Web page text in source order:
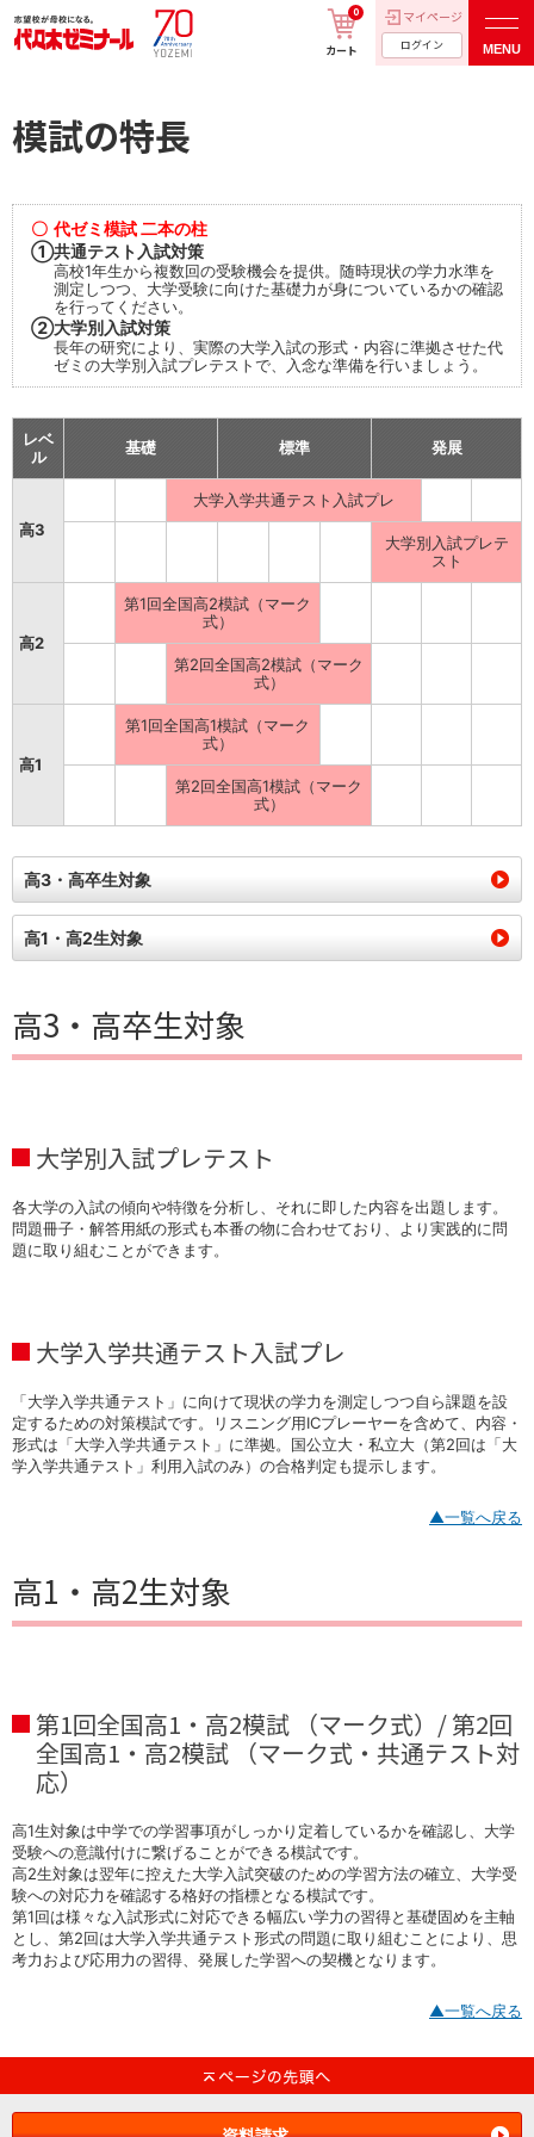
カート
0 マイページ
ログイン MENU
模試の特長
〇 代ゼミ模試 二本の柱
①共通テスト入試対策
高校1年生から複数回の受験機会を提供。随時現状の学力水準を
測定しつつ、大学受験に向けた基礎力が身についているかの確認
を行ってください。
②大学別入試対策
長年の研究により、実際の大学入試の形式・内容に準拠させた代
ゼミの大学別入試プレテストで、入念な準備を行いましょう。
レベ
ル
基礎 標準 発展
高3
大学入学共通テスト入試プレ
大学別入試プレテ
スト
高2
第1回全国高2模試（マーク
式）
第2回全国高2模試（マーク
式）
高1
第1回全国高1模試（マーク
式）
第2回全国高1模試（マーク
式）
高3・高卒生対象
高1・高2生対象
高3・高卒生対象
大学別入試プレテスト
各大学の入試の傾向や特徴を分析し、それに即した内容を出題します。
問題冊子・解答用紙の形式も本番の物に合わせており、より実践的に問
題に取り組むことができます。
大学入学共通テスト入試プレ
「大学入学共通テスト」に向けて現状の学力を測定しつつ自ら課題を設
定するための対策模試です。リスニング用ICプレーヤーを含めて、内容・
形式は「大学入学共通テスト」に準拠。国公立大・私立大（第2回は「大
学入学共通テスト」利用入試のみ）の合格判定も提示します。
▲一覧へ戻る
高1・高2生対象
第1回全国高1・高2模試 （マーク式）/ 第2回
全国高1・高2模試 （マーク式・共通テスト対
応）
高1生対象は中学での学習事項がしっかり定着しているかを確認し、大学
受験への意識付けに繋げることができる模試です。
高2生対象は翌年に控えた大学入試突破のための学習方法の確立、大学受
験への対応力を確認する格好の指標となる模試です。
第1回は様々な入試形式に対応できる幅広い学力の習得と基礎固めを主軸
とし、第2回は大学入学共通テスト形式の問題に取り組むことにより、思
考力および応用力の習得、発展した学習への契機となります。
▲一覧へ戻る